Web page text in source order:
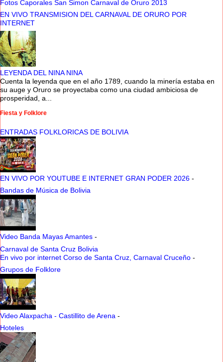
Fotos Caporales San Simon Carnaval de Oruro 2013
EN VIVO TRANSMISION DEL CARNAVAL DE ORURO POR
INTERNET
LEYENDA DEL NINA NINA
Cuenta la leyenda que en el año 1789, cuando la minería estaba en
su auge y Oruro se proyectaba como una ciudad ambiciosa de
prosperidad, a...
Fiesta y Folklore
ENTRADAS FOLKLORICAS DE BOLIVIA
EN VIVO POR YOUTUBE E INTERNET GRAN PODER 2026 -
Bandas de Música de Bolivia
Video Banda Mayas Amantes -
Carnaval de Santa Cruz Bolivia
En vivo por internet Corso de Santa Cruz, Carnaval Cruceño -
Grupos de Folklore
Video Alaxpacha - Castillito de Arena -
Hoteles